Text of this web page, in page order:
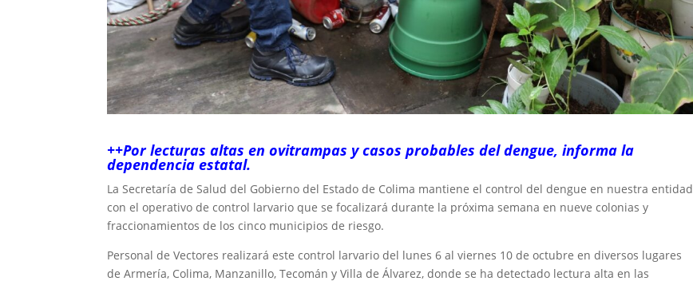
++Por lecturas altas en ovitrampas y casos probables del dengue, informa la
dependencia estatal.
La Secretaría de Salud del Gobierno del Estado de Colima mantiene el control del dengue en nuestra entidad
con el operativo de control larvario que se focalizará durante la próxima semana en nueve colonias y
fraccionamientos de los cinco municipios de riesgo.
Personal de Vectores realizará este control larvario del lunes 6 al viernes 10 de octubre en diversos lugares
de Armería, Colima, Manzanillo, Tecomán y Villa de Álvarez, donde se ha detectado lectura alta en las